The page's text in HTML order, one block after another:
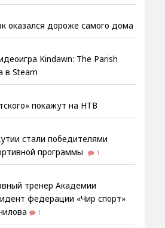
оказался дороже самого дома
Kindawn: The Parish
в Steam
покажут на НТВ
стали победителями
программы
1
тренер Академии
федерации «Чир спорт»
1